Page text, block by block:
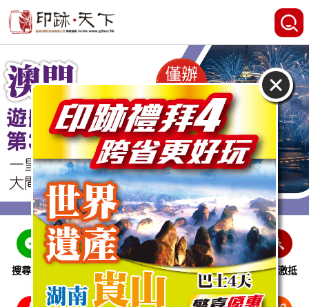
搜尋線路 跨省巴士 即時特惠 休閒娛樂 會員激抵